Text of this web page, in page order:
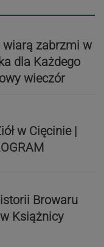
wiarą zabrzmi w
dla Każdego
wieczór
w Cięcinie |
Browaru
Książnicy